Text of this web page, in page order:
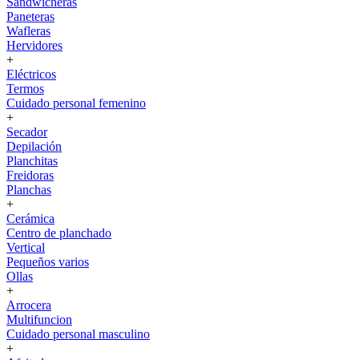
Paneteras
Wafleras
Hervidores
+
Eléctricos
Termos
Cuidado personal femenino
+
Secador
Depilación
Planchitas
Freidoras
Planchas
+
Cerámica
Centro de planchado
Vertical
Pequeños varios
Ollas
+
Arrocera
Multifuncion
Cuidado personal masculino
+